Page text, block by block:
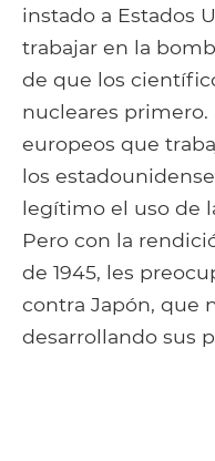
instado a Estados
trabajar en la
de que los
nucleares
europeos que
los
legítimo el uso de
Pero con la
de 1945, les
contra Japón, que
desarrollando sus